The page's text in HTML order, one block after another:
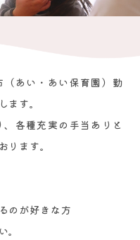
あい・あい保育園）勤
ます。
各種充実の手当ありと
ります。
のが好きな方